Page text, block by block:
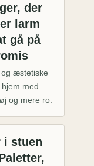
der
larm
gå på
og æstetiske
med
og mere ro.
i stuen